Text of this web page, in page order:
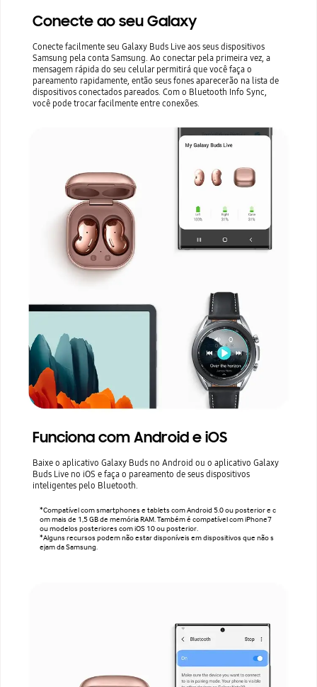
Conecte ao seu Galaxy
Conecte facilmente seu Galaxy Buds Live aos seus dispositivos
Samsung pela conta Samsung. Ao conectar pela primeira vez, a
mensagem rápida do seu celular permitirá que você faça o
pareamento rapidamente, então seus fones aparecerão na lista de
dispositivos conectados pareados. Com o Bluetooth Info Sync,
você pode trocar facilmente entre conexões.
Funciona com Android e iOS
Baixe o aplicativo Galaxy Buds no Android ou o aplicativo Galaxy
Buds Live no iOS e faça o pareamento de seus dispositivos
inteligentes pelo Bluetooth.
*Compatível com smartphones e tablets com Android 5.0 ou posterior e c
om mais de 1,5 GB de memória RAM. Também é compatível com iPhone7
ou modelos posteriores com iOS 10 ou posterior.
*Alguns recursos podem não estar disponíveis em dispositivos que não s
ejam da Samsung.